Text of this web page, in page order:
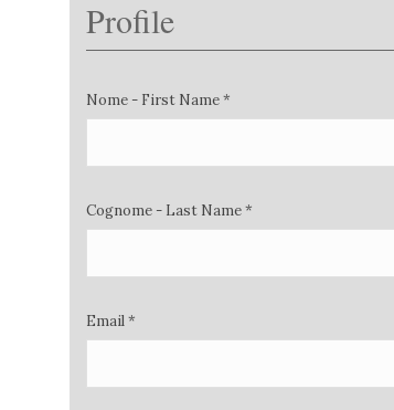
Profile
Nome - First Name *
Cognome - Last Name *
Email *